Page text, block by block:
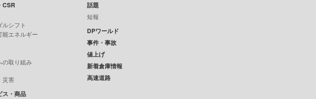
CSR
ルシフト
能エネルギー
の取り組み
災害
ス・商品
話題
短報
DPワールド
事件・事故
値上げ
新着倉庫情報
高速道路